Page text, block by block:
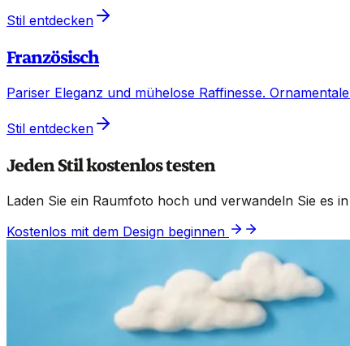
Stil entdecken
Französisch
Pariser Eleganz und mühelose Raffinesse.
Stil entdecken
Jeden Stil kostenlos testen
Laden Sie ein Raumfoto hoch und verwandeln Sie es
Kostenlos mit dem Design beginnen